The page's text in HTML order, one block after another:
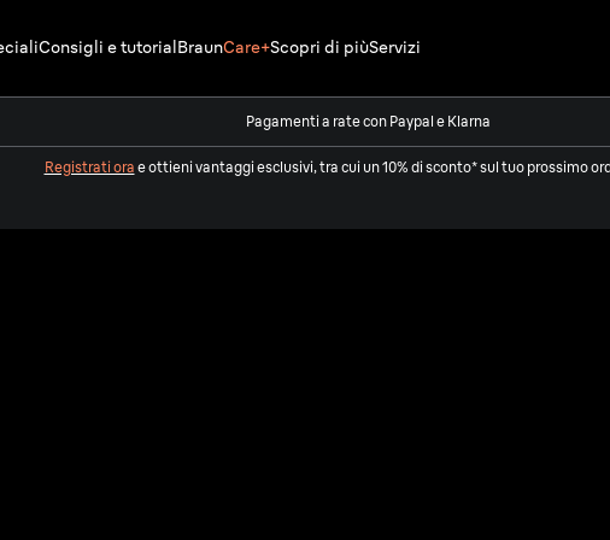
Consigli e tutorialBraunCare+Scopri di piùServizi
Pagamenti a rate con Paypal e Klarna
Registrati ora e ottieni vantaggi esclusivi, tra cui un 10% di sconto* sul tuo prossimo